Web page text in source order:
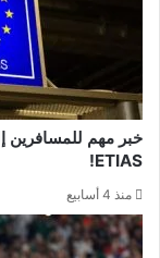
خبر مهم للمسافرين
ETIAS!
منذ 4 أسابيع